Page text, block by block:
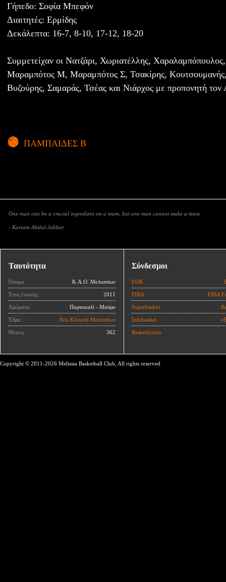
Γήπεδο: Σοφία Μπεφόν
Διαιτητές: Ερμίδης
Δεκάλεπτα: 16-7, 8-10, 17-12, 18-20
Συμμετείχαν οι Νατζάρι, Χωριατέλλης,
Μαραμπότος Μ, Μαραμπότος Σ, Τσακίρης,
Βυζούρης, Σαμαράς, Τσέας και Νιάρχος με προπονητή
ΠΑΜΠΑΙΔΕΣ Β
One man can be a crucial ingredient on a team, but one man cannot make a team.
- Kareem Abdul-Jabbar
Ταυτότητα
Όνομα Κ.Α.Ο. Μελισσίων
Έτος ένωσης 2011
Χρώματα Πορτοκαλί - Μαύρο
Έδρα Νέο Κλειστό Μελισσίων
Θέσεις 362
Σύνδεσμοι
ΕΟΚ
FIBA FIBA
Superbasket
Infobasket
Basketforum
Copyright © 2011-2026 Melissia Basketball Club, All rights reserved